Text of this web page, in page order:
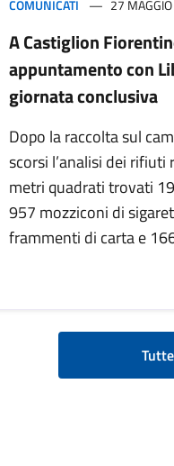
COMUNICATI 27
A Castiglion
appuntamento con
giornata conclusiva
Dopo la raccolta sul
scorsi l’analisi dei rifiuti
metri quadrati trovati
957 mozziconi di
frammenti di carta e